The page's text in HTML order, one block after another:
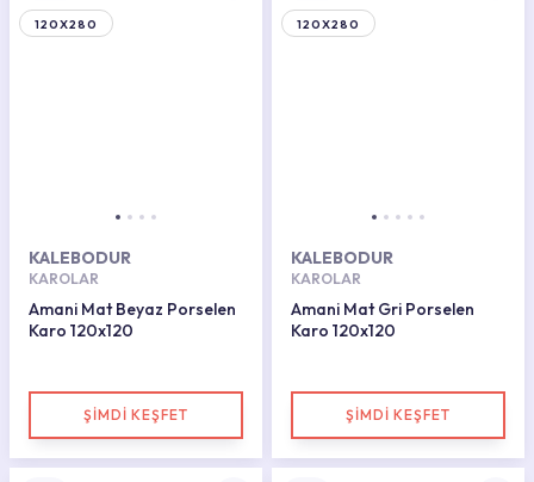
120X280
KALEBODUR
KAROLAR
Amani Mat Beyaz Porselen
Karo 120x120
ŞİMDİ KEŞFET
120X280
KALEBODUR
KAROLAR
Amani Mat Gri Porselen
Karo 120x120
ŞİMDİ KEŞFET